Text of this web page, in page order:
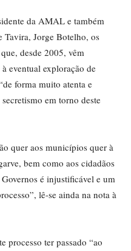
da AMAL e também
Tavira, Jorge Botelho, os
desde 2005, vêm
eventual exploração de
forma muito atenta e
em torno deste
quer aos municípios quer à
bem como aos cidadãos
é injustificável e um
lê-se ainda na nota à
ter passado “ao